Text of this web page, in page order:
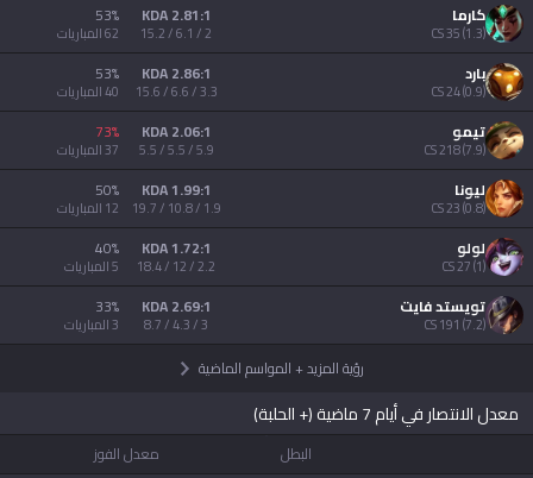
كارما
CS35(1.3)
2.81:1 KDA
2 / 6.1 / 15.2
53%
62المباريات
بارد
CS24(0.9)
2.86:1 KDA
3.3 / 6.6 / 15.6
53%
40المباريات
تيمو
CS218(7.9)
2.06:1 KDA
5.9 / 5.5 / 5.5
73%
37المباريات
ليونا
CS23(0.8)
1.99:1 KDA
1.9 / 10.8 / 19.7
50%
12 المباريات
لولو
CS27(1)
1.72:1 KDA
2.2 / 12 / 18.4
40%
5المباريات
تويستد فايت
CS191 (7.2)
2.69:1 KDA
3 / 4.3 / 8.7
33%
3المباريات
رؤية المزيد+ المواسم الماضية
معدل الانتصار في أيام 7 ماضية (+ الحلبة)
البطل
معدل الفوز
简体中文
繁體中文
српски језик
italiano